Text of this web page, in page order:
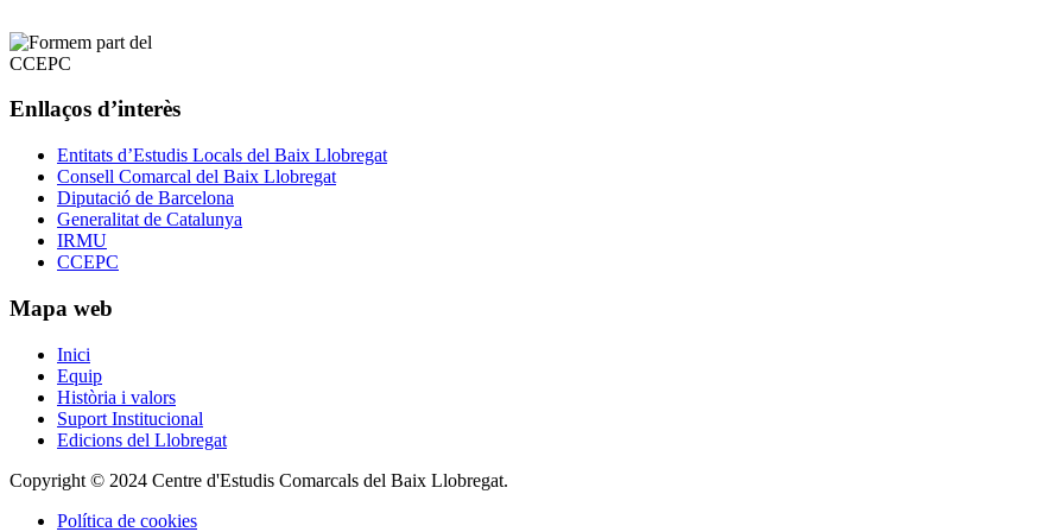
Enllaços d’interès
Entitats d’Estudis Locals del Baix Llobregat
Consell Comarcal del Baix Llobregat
Diputació de Barcelona
Generalitat de Catalunya
IRMU
CCEPC
Mapa web
Inici
Equip
Història i valors
Suport Institucional
Edicions del Llobregat
Copyright © 2024 Centre d'Estudis Comarcals del Baix Llobregat.
Política de cookies